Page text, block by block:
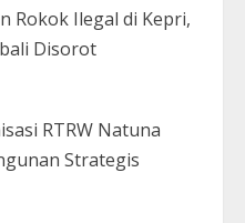
Rokok Ilegal di Kepri,
Disorot
RTRW Natuna
Strategis